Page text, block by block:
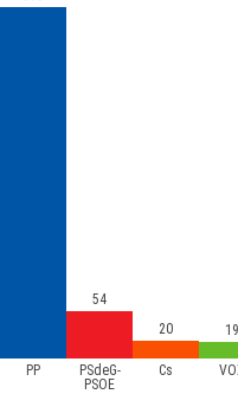
PP
PSdeG-
PSOE
Cs
54
20
19